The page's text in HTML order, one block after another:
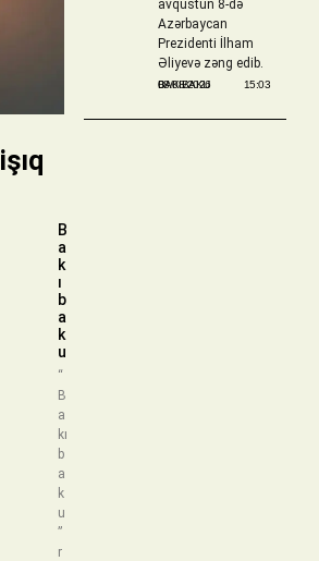
B
a
k
ı
b
a
k
u
“
B
a
kı
b
a
k
u
”
r
avqustun 8-də
Azərbaycan
Prezidenti İlham
Əliyevə zəng edib.
BAKIBAKU
08/08/2026 15:03